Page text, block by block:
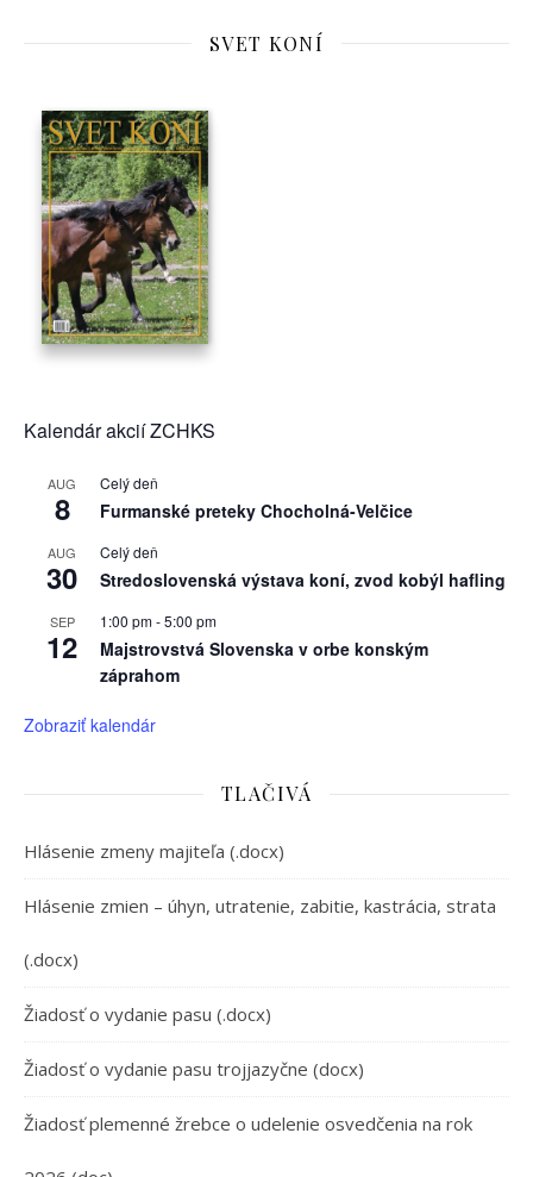
SVET KONÍ
Kalendár akcií ZCHKS
AUG
8
Celý deň
Furmanské preteky Chocholná-Velčice
AUG
30
Celý deň
Stredoslovenská výstava koní, zvod kobýl hafling
SEP
12
1:00 pm-5:00 pm
Majstrovstvá Slovenska v orbe konským
záprahom
Zobraziť kalendár
TLAČIVÁ
Hlásenie zmeny majiteľa (.docx)
Hlásenie zmien – úhyn, utratenie, zabitie, kastrácia, strata
(.docx)
Žiadosť o vydanie pasu (.docx)
Žiadosť o vydanie pasu trojjazyčne (docx)
Žiadosť plemenné žrebce o udelenie osvedčenia na rok